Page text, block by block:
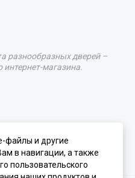
разнообразных дверей –
магазина.
файлы и другие
в навигации, а также
пользовательского